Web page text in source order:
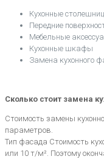
Кухонные
Передние
Мебельные
Кухонные шкафы
Замена кухонного
Сколько стоит замена
Стоимость замены
параметров.
Тип фасада Стоимость
или 10 т/м². Поэтому